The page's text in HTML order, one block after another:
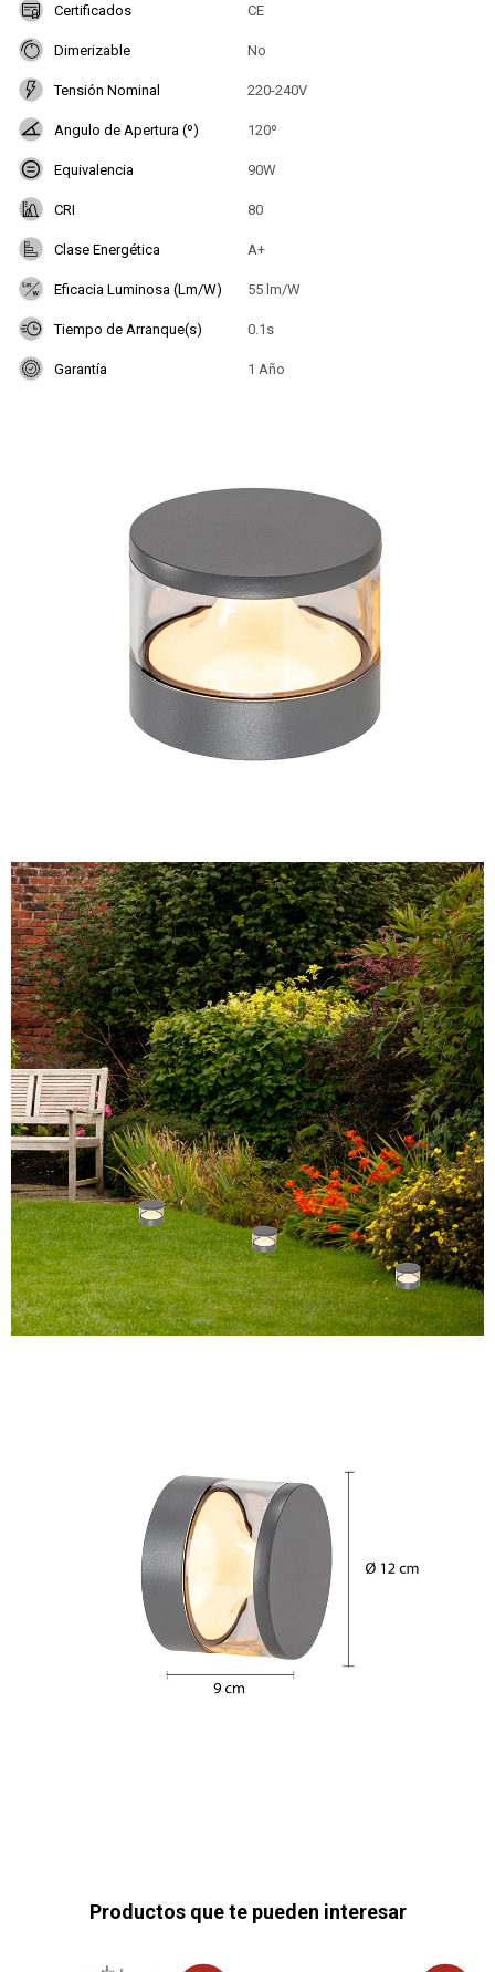
Certificados CE
Dimerizable No
Tensión Nominal 220-240V
Angulo de Apertura (º) 120º
Equivalencia 90W
CRI 80
Clase Energética A+
Eficacia Luminosa (Lm/W) 55 lm/W
Tiempo de Arranque(s) 0.1s
Garantía 1 Año
Productos que te pueden interesar